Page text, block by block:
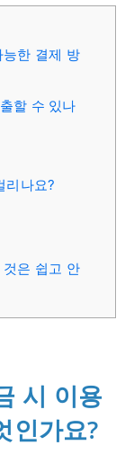
한 결제 방
할 수 있나
리나요?
은 쉽고 안
시 이용
인가요?